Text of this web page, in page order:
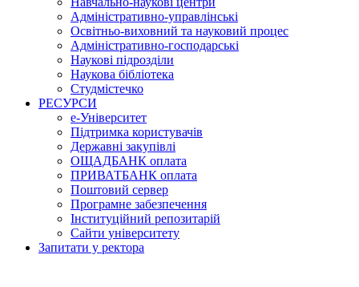
Адміністративно-управлінські
Освітньо-виховний та науковий процес
Адміністративно-господарські
Наукові підрозділи
Наукова бібліотека
Студмістечко
РЕСУРСИ
е-Університет
Підтримка користувачів
Державні закупівлі
ОЩАДБАНК оплата
ПРИВАТБАНК оплата
Поштовий сервер
Програмне забезпечення
Інституційний репозитарій
Сайти університету
Запитати у ректора